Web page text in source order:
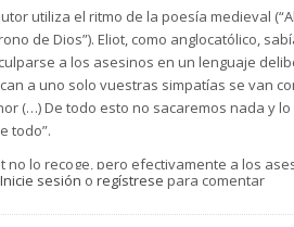
utiliza el ritmo de la poesía medieval
de Dios”). Eliot, como anglocatólico,
a los asesinos en un lenguaje
a uno solo vuestras simpatías se van
(…) De todo esto no sacaremos nada y
todo”.
no lo recoge, pero efectivamente a los
y a su cabecilla, Reginaldo Fitz, el
Inicie sesión o regístrese para comentar